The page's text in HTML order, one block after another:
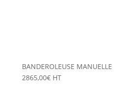
BANDEROLEUSE
2865,00€ HT